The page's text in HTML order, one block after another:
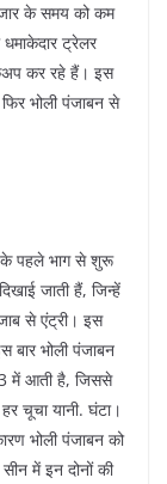
के समय को कम
ट्रेलर
कर रहे हैं। इस
भोली पंजाबन से
पहले भाग से शुरू
जाती हैं, जिन्हें
से एंट्री। इस
बार भोली पंजाबन
3 में आती है, जिससे
चूचा यानी. घंटा।
भोली पंजाबन को
में इन दोनों की